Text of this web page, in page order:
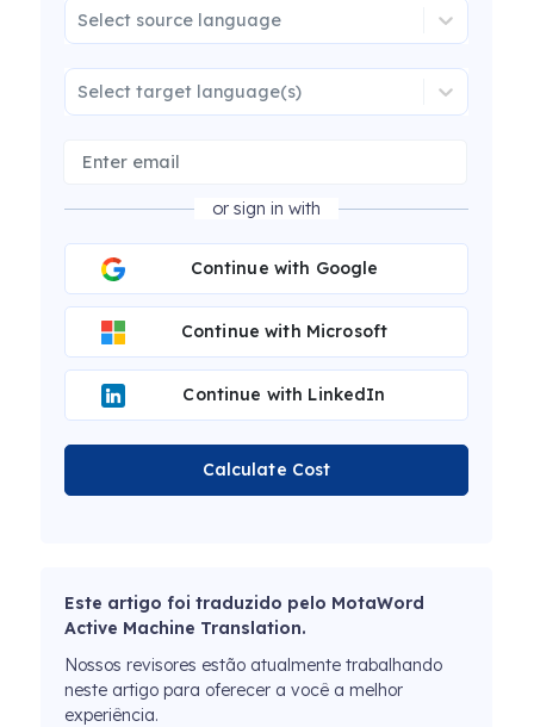
Select source language
Select target language(s)
or sign in with
Continue with Google
Continue with Microsoft
Continue with LinkedIn
Calculate Cost
Este artigo foi traduzido pelo MotaWord
Active Machine Translation.
Nossos revisores estão atualmente trabalhando
neste artigo para oferecer a você a melhor
experiência.